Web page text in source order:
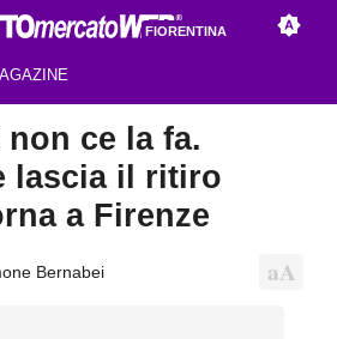
FIORENTINA
ce la fa.
lascia il ritiro
a Firenze
Bernabei